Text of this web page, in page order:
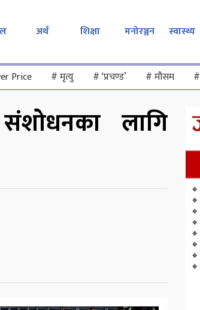
अर्थ शिक्षा मनोरञ्जन स्वास्थ्य
Price #मृत्यु #‘प्रचण्ड’ #मौसम #
लागि